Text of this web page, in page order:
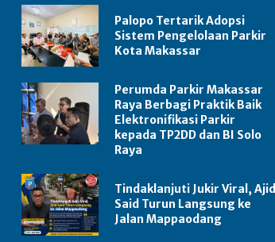
Palopo Tertarik Adopsi
Sistem Pengelolaan Parkir
Kota Makassar
Perumda Parkir Makassar
Raya Berbagi Praktik Baik
Elektronifikasi Parkir
kepada TP2DD dan BI Solo
Raya
Tindaklanjuti Jukir Viral, Ajid
Said Turun Langsung ke
Jalan Mappaodang